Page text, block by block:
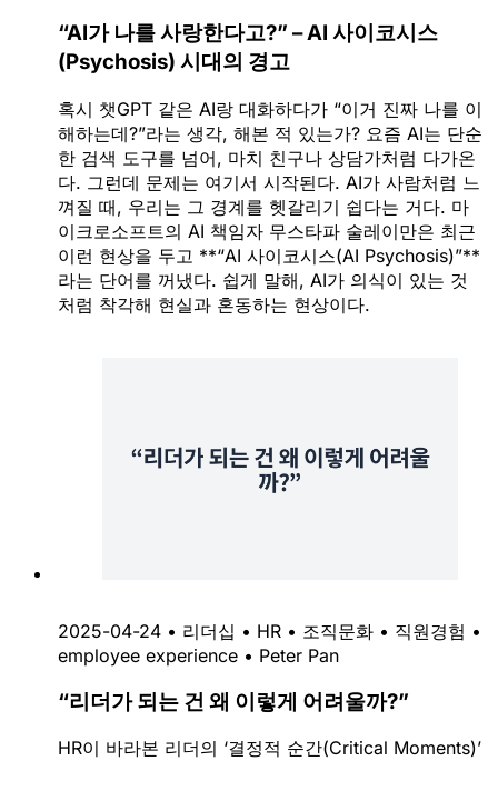
“AI가 나를 사랑한다고?” – AI 사이코시스
(Psychosis) 시대의 경고
혹시 챗GPT 같은 AI랑 대화하다가 “이거 진짜 나를 이
해하는데?”라는 생각, 해본 적 있는가? 요즘 AI는 단순
한 검색 도구를 넘어, 마치 친구나 상담가처럼 다가온
다. 그런데 문제는 여기서 시작된다. AI가 사람처럼 느
껴질 때, 우리는 그 경계를 헷갈리기 쉽다는 거다. 마
이크로소프트의 AI 책임자 무스타파 술레이만은 최근
이런 현상을 두고 **“AI 사이코시스(AI Psychosis)”**
라는 단어를 꺼냈다. 쉽게 말해, AI가 의식이 있는 것
처럼 착각해 현실과 혼동하는 현상이다.
2025-04-24 • 리더십 • HR • 조직문화 • 직원경험 •
employee experience • Peter Pan
“리더가 되는 건 왜 이렇게 어려울까?”
HR이 바라본 리더의 ‘결정적 순간(Critical Moments)’